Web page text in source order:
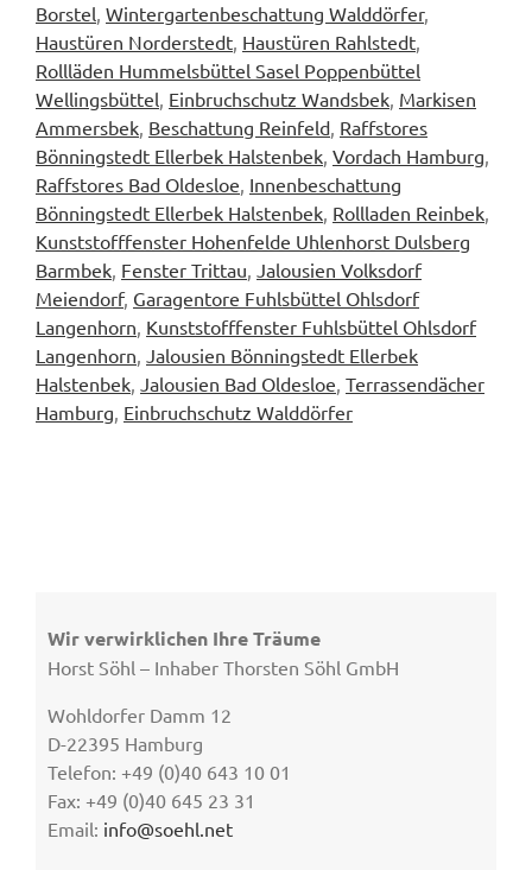
Borstel, Wintergartenbeschattung Walddörfer,
Haustüren Norderstedt, Haustüren Rahlstedt,
Rollläden Hummelsbüttel Sasel Poppenbüttel
Wellingsbüttel, Einbruchschutz Wandsbek, Markisen
Ammersbek, Beschattung Reinfeld, Raffstores
Bönningstedt Ellerbek Halstenbek, Vordach Hamburg,
Raffstores Bad Oldesloe, Innenbeschattung
Bönningstedt Ellerbek Halstenbek, Rollladen Reinbek,
Kunststofffenster Hohenfelde Uhlenhorst Dulsberg
Barmbek, Fenster Trittau, Jalousien Volksdorf
Meiendorf, Garagentore Fuhlsbüttel Ohlsdorf
Langenhorn, Kunststofffenster Fuhlsbüttel Ohlsdorf
Langenhorn, Jalousien Bönningstedt Ellerbek
Halstenbek, Jalousien Bad Oldesloe, Terrassendächer
Hamburg, Einbruchschutz Walddörfer
Wir verwirklichen Ihre Träume
Horst Söhl – Inhaber Thorsten Söhl GmbH
Wohldorfer Damm 12
D-22395 Hamburg
Telefon: +49 (0)40 643 10 01
Fax: +49 (0)40 645 23 31
Email: info@soehl.net